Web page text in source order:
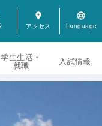
room language
学生生活・
就職 入試情報